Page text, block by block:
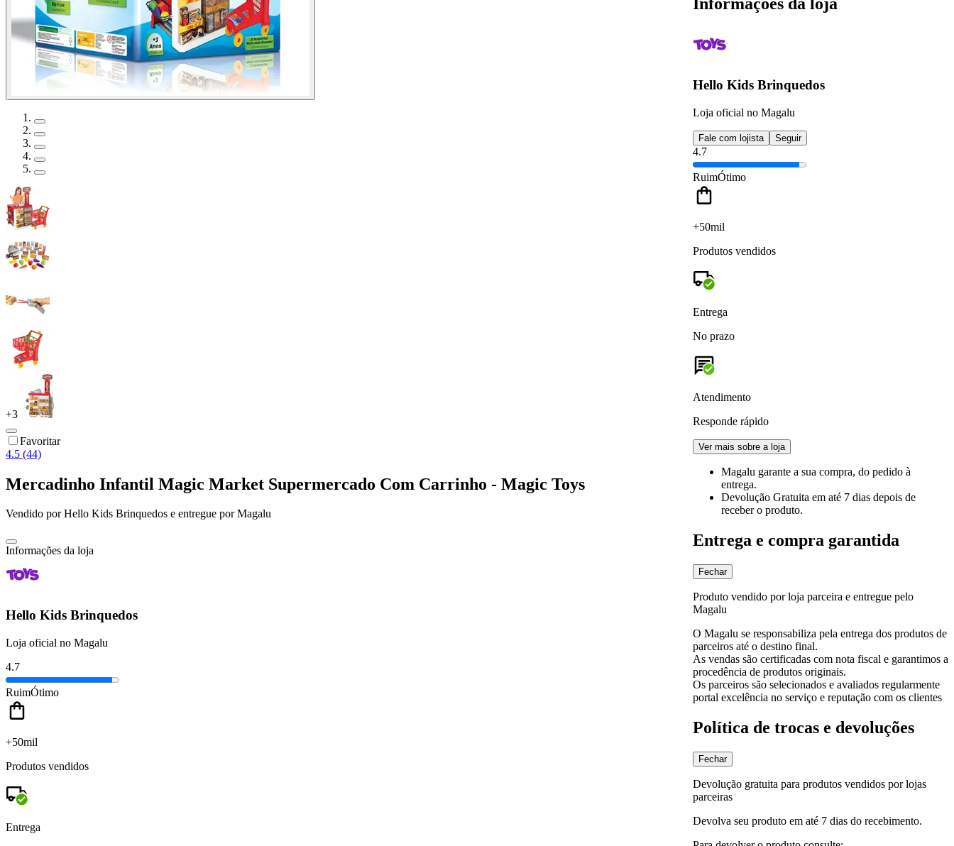
+3
Favoritar
4.5 (44)
Mercadinho Infantil Magic Market Supermercado Com Carrinho - Magic Toys
Vendido porHello Kids Brinquedos e entregue por Magalu
Informações da loja
Hello Kids Brinquedos
Loja oficial no Magalu
4.7
RuimÓtimo
+50mil
Produtos vendidos
Entrega
Hello Kids Brinquedos
Loja oficial no Magalu
Fale com lojista Seguir
4.7
RuimÓtimo
+50mil
Produtos vendidos
Entrega
No prazo
Atendimento
Responde rápido
Ver mais sobre a loja
Magalu garante a sua compra, do pedido à
entrega.
Devolução Gratuita em até 7 dias depois de
receber o produto.
Entrega e compra garantida
Fechar
Produto vendido por loja parceira e entregue pelo
Magalu
O Magalu se responsabiliza pela entrega dos produtos de
parceiros até o destino final.
As vendas são certificadas com nota fiscal e garantimos a
procedência de produtos originais.
Os parceiros são selecionados e avaliados regularmente
portal excelência no serviço e reputação com os clientes
Política de trocas e devoluções
Fechar
Devolução gratuita para produtos vendidos por lojas
parceiras
Devolva seu produto em até 7 dias do recebimento.